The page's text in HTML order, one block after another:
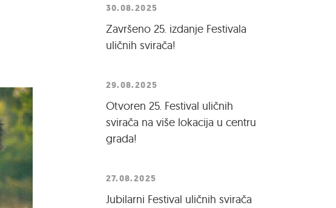
30.08.2025
Završeno 25. izdanje Festivala
uličnih svirača!
29.08.2025
Otvoren 25. Festival uličnih
svirača na više lokacija u centru
grada!
27.08.2025
Jubilarni Festival uličnih svirača